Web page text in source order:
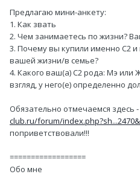
Предлагаю мини-анкету:
1. Как звать
2. Чем занимаетесь по жизни?
3. Почему вы купили именно С2
вашей жизни/в семье?
4. Какого ваш(а) С2 рода: Мэ или
взгляд, у него(е) определенно
Обязательно отмечаемся здесь -
club.ru/forum/
поприветствовали!!!
==================
Обо мне